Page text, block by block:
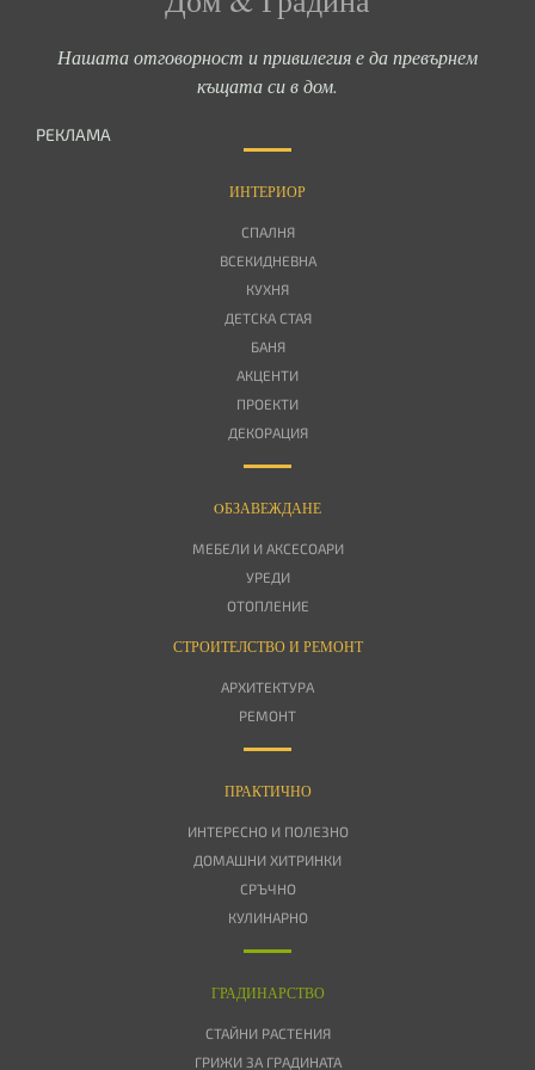
Нашата отговорност и привилегия е да превърнем
къщата си в дом.
РЕКЛАМА
ИНТЕРИОР
СПАЛНЯ
ВСЕКИДНЕВНА
КУХНЯ
ДЕТСКА СТАЯ
БАНЯ
АКЦЕНТИ
ПРОЕКТИ
ДЕКОРАЦИЯ
OБЗАВЕЖДАНЕ
МЕБЕЛИ И АКСЕСОАРИ
УРЕДИ
ОТОПЛЕНИЕ
СТРОИТЕЛСТВО И РЕМОНТ
АРХИТЕКТУРА
РЕМОНТ
ПРАКТИЧНО
ИНТЕРЕСНО И ПОЛЕЗНО
ДОМАШНИ ХИТРИНКИ
СРЪЧНО
КУЛИНАРНО
ГРАДИНАРСТВО
СТАЙНИ РАСТЕНИЯ
ГРИЖИ ЗА ГРАДИНАТА